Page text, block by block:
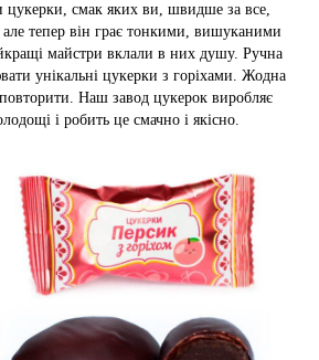
смак яких ви, швидше за все,
але тепер він грає тонкими, вишуканими
майстри вклали в них душу. Ручна
унікальні цукерки з горіхами. Жодна
Наш завод цукерок виробляє
і робить це смачно і якісно.